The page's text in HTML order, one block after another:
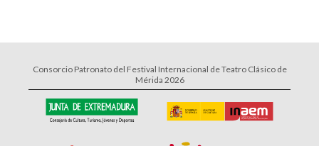
Consorcio Patronato del Festival Internacional de Teatro Clásico de
Mérida 2026